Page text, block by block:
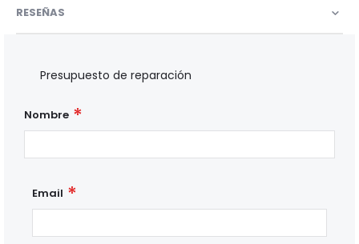
RESEÑAS
Presupuesto de reparación
Nombre
Email